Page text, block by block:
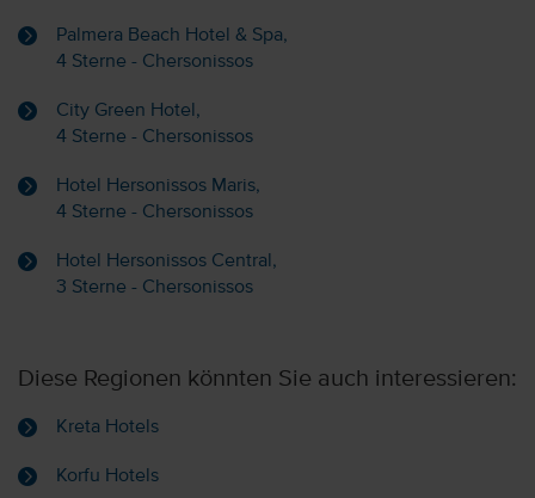
Palmera Beach Hotel & Spa,
4 Sterne - Chersonissos
City Green Hotel,
4 Sterne - Chersonissos
Hotel Hersonissos Maris,
4 Sterne - Chersonissos
Hotel Hersonissos Central,
3 Sterne - Chersonissos
Diese Regionen könnten Sie auch interessieren:
Kreta Hotels
Korfu Hotels